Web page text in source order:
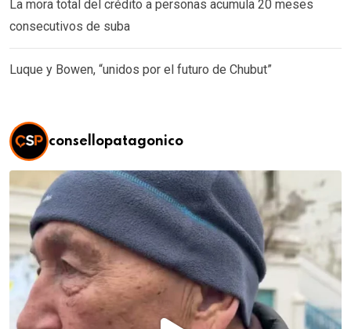
La mora total del crédito a personas acumula 20 meses
consecutivos de suba
Luque y Bowen, “unidos por el futuro de Chubut”
consellopatagonico